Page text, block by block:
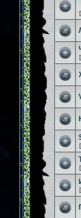
[
[
[
[
[